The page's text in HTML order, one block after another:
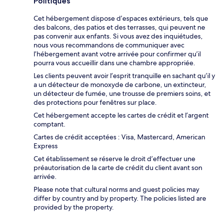
Cet hébergement dispose d’espaces extérieurs, tels que
des balcons, des patios et des terrasses, qui peuvent ne
pas convenir aux enfants. Si vous avez des inquiétudes,
nous vous recommandons de communiquer avec
l’hébergement avant votre arrivée pour confirmer qu’il
pourra vous accueillir dans une chambre appropriée.
Les clients peuvent avoir l’esprit tranquille en sachant qu’il y
a un détecteur de monoxyde de carbone, un extincteur,
un détecteur de fumée, une trousse de premiers soins, et
des protections pour fenêtres sur place.
Cet hébergement accepte les cartes de crédit et l’argent
comptant.
Cartes de crédit acceptées : Visa, Mastercard, American
Express
Cet établissement se réserve le droit d’effectuer une
préautorisation de la carte de crédit du client avant son
arrivée.
Please note that cultural norms and guest policies may
differ by country and by property. The policies listed are
provided by the property.